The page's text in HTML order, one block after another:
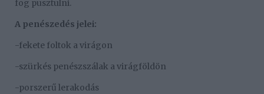
fog pusztulni.
A penészedés jelei:
-fekete foltok a virágon
-szürkés penészszálak a virágföldön
-porszerű lerakodás